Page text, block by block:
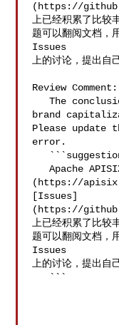
(https://
上已经积累了比较
题可以翻阅文档
Issues
上的讨论，提出自
Review Comment:
   The conclusion uses "Github"; the correct
brand
Please
error.
   Apache APISIX 的项目[官网]
(https://
[Issues]
(https://
上已经积累了比较
题可以翻阅文档
Issues
上的讨论，提出自